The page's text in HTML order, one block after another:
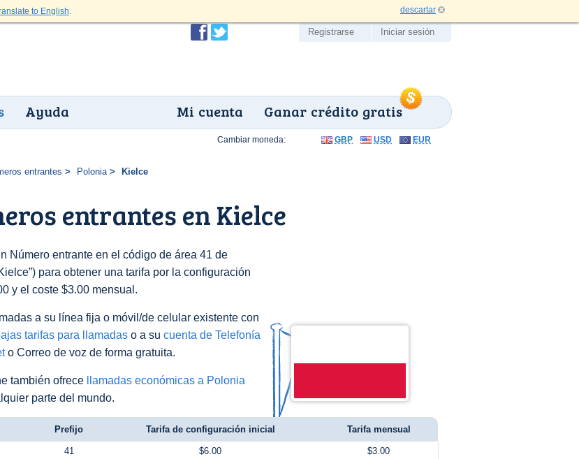
to English. descartar
Ayuda Ganar crédito gratis
Mi cuenta
Registrarse Iniciar sesión
entrantes Polonia Kielce
entrantes en Kielce
Número entrante en el código de área 41 de
para obtener una tarifa por la configuración
y el coste $3.00 mensual.
a su línea fija o móvil/de celular existente con
tarifas para llamadas o a su cuenta de Telefonía
o Correo de voz de forma gratuita.
también ofrece
llamadas económicas a Polonia
parte del mundo.
Cambiar moneda: GBP USD EUR
Prefijo Tarifa de configuración inicial Tarifa mensual
41 $6.00 $3.00